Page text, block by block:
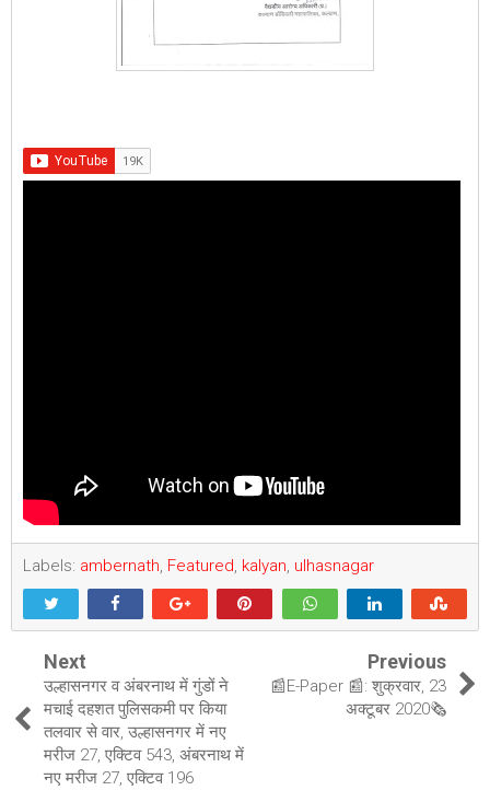
Labels: ambernath, Featured, kalyan, ulhasnagar
Next
उल्हासनगर व अंबरनाथ में गुंडों ने
मचाई दहशत पुलिसकमी पर किया
तलवार से वार, उल्हासनगर में नए
मरीज 27, एक्टिव 543, अंबरनाथ में
नए मरीज 27, एक्टिव 196
Previous
📰E-Paper 📰: शुक्रवार, 23
अक्टूबर 2020🗞